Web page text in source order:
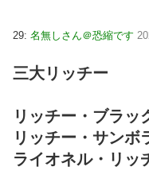
29: 名無しさん＠恐縮です
三大リッチー
リッチー・ブラッ
リッチー・サンボ
ライオネル・リッ